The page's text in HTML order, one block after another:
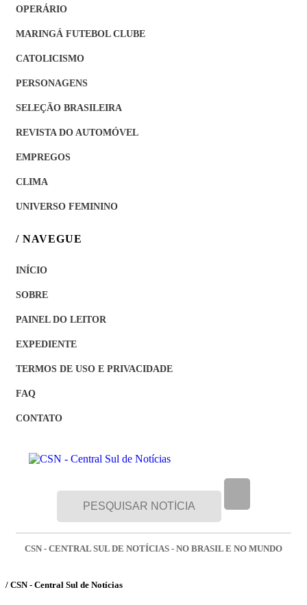
OPERÁRIO
MARINGÁ FUTEBOL CLUBE
CATOLICISMO
PERSONAGENS
SELEÇÃO BRASILEIRA
REVISTA DO AUTOMÓVEL
EMPREGOS
CLIMA
UNIVERSO FEMININO
/ NAVEGUE
INÍCIO
SOBRE
PAINEL DO LEITOR
EXPEDIENTE
TERMOS DE USO E PRIVACIDADE
FAQ
CONTATO
CSN - CENTRAL SUL DE NOTÍCIAS - NO BRASIL E NO MUNDO
/ CSN - Central Sul de Notícias